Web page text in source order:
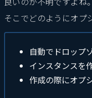
そこでどのようにオプ
自動でドロップ
インスタンスを
作成の際にオプ